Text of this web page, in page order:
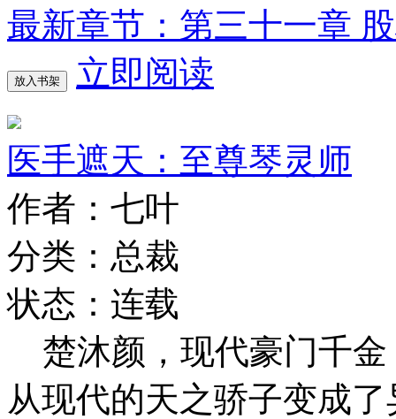
最新章节：第三十一章
放入书架 立即阅读
医手遮天：至尊琴灵师
作者：七叶
分类：总裁
状态：连载
楚沐颜，现代豪门千金
从现代的天之骄子变成